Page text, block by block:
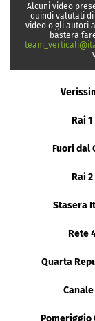
Alcuni video
quindi valutati di
video o gli autori
basterà
Rai 1
Fuori dal
Rai 2
Stasera
Rete
Quarta
Canale